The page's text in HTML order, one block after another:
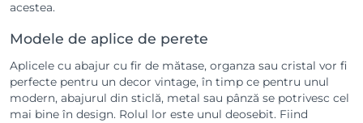
acestea.
Modele de aplice de perete
Aplicele cu abajur cu fir de mătase, organza sau cristal vor fi
perfecte pentru un decor vintage, în timp ce pentru unul
modern, abajurul din sticlă, metal sau pânză se potrivesc cel
mai bine în design. Rolul lor este unul deosebit. Fiind